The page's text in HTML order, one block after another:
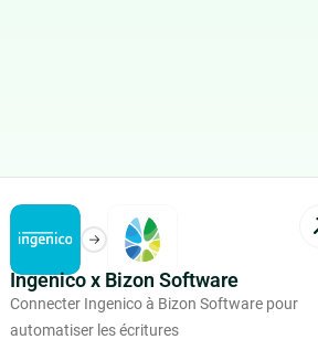
Ingenico x Bizon Software
Connecter Ingenico à Bizon Software pour
automatiser les écritures